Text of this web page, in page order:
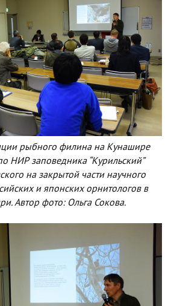
рыбного филина на Кунашире
НИР заповедника “Курильский”
на закрытой части научного
и японских орнитологов в
Автор фото: Ольга Сокова.